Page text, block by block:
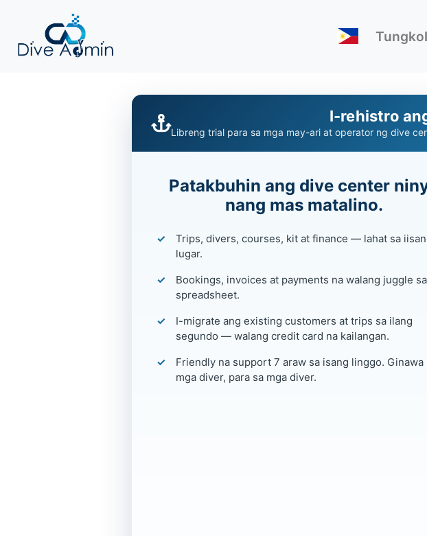
Tungkol
I-rehistro
Libreng trial para sa mga may-ari at operator ng dive
Patakbuhin ang dive center
nang mas matalino.
Trips, divers, courses, kit at finance — lahat sa
lugar.
Bookings, invoices at payments na walang juggle sa
spreadsheet.
I-migrate ang existing customers at trips sa ilang
segundo — walang credit card na kailangan.
Friendly na support 7 araw sa isang linggo. Ginawa
mga diver, para sa mga diver.